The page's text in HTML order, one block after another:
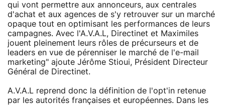
qui vont permettre aux annonceurs, aux centrales
d'achat et aux agences de s'y retrouver sur un marché
opaque tout en optimisant les performances de leurs
campagnes. Avec l'A.V.A.L, Directinet et Maximiles
jouent pleinement leurs rôles de précurseurs et de
leaders en vue de pérenniser le marché de l'e-mail
marketing" ajoute Jérôme Stioui, Président Directeur
Général de Directinet.
A.V.A.L reprend donc la définition de l'opt'in retenue
par les autorités françaises et européennes. Dans les